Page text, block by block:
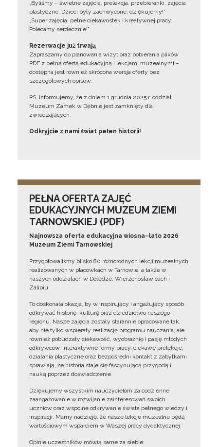
„Byliśmy – świetne zajęcia, prelekcja, przebieranki, zajęcia
plastyczne. Dzieci były zachwycone, dziękujemy!”
„Super zajęcia, pełne ciekawostek i kreatywnej pracy.
Polecamy serdecznie!”
Rezerwacje już trwają
Zapraszamy do planowania wizyt oraz pobierania plików
PDF z pełną ofertą edukacyjną i lekcjami muzealnymi –
dostępna jest również skrócona wersja oferty bez
szczegółowych opisów.
PS. Informujemy, że z dniem 1 grudnia 2025 r. oddział
Muzeum Zamek w Dębnie jest zamknięty dla
zwiedzających.
Odkryjcie z nami świat pełen historii!
PEŁNA OFERTA ZAJĘĆ
EDUKACYJNYCH MUZEUM ZIEMI
TARNOWSKIEJ (PDF)
Najnowsza oferta edukacyjna wiosna–lato 2026
Muzeum Ziemi Tarnowskiej
Przygotowaliśmy blisko 80 różnorodnych lekcji muzealnych
realizowanych w placówkach w Tarnowie, a także w
naszych oddziałach w Dołędze, Wierzchosławicach i
Zalipiu.
To doskonała okazja, by w inspirujący i angażujący sposób
odkrywać historię, kulturę oraz dziedzictwo naszego
regionu. Nasze zajęcia zostały starannie opracowane tak,
aby nie tylko wspierały realizację programu nauczania, ale
również pobudzały ciekawość, wyobraźnię i pasję młodych
odkrywców. Interaktywne formy pracy, ciekawe prelekcje,
działania plastyczne oraz bezpośredni kontakt z zabytkami
sprawiają, że historia staje się fascynującą przygodą i
nauką poprzez doświadczenie.
Dziękujemy wszystkim nauczycielom za codzienne
zaangażowanie w rozwijanie zainteresowań swoich
uczniów oraz wspólne odkrywanie świata pełnego wiedzy i
inspiracji. Mamy nadzieję, że nasze lekcje muzealne będą
wartościowym wsparciem w Waszej pracy dydaktycznej.
Opinie uczestników mówią same za siebie: